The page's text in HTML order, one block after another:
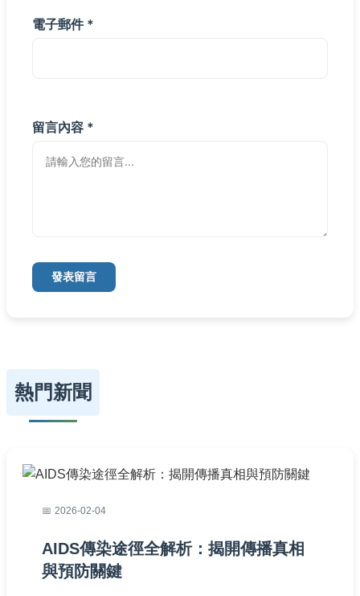
電子郵件 *
留言內容 *
發表留言
熱門新聞
2026-02-04
AIDS傳染途徑全解析：揭開傳播真相
與預防關鍵